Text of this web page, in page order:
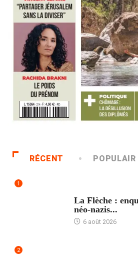
RÉCENT POPULAIR
1
La Flèche :
néo-nazis...
6 août 2026
2